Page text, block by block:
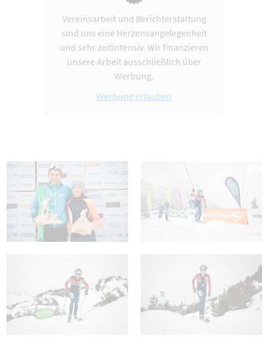
Vereinsarbeit und Berichterstattung
sind uns eine Herzensangelegenheit
und sehr zeitintensiv. Wir finanzieren
unsere Arbeit ausschließlich über
Werbung.
Werbung erlauben